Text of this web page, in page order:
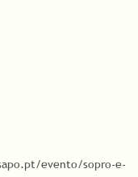
evento/sopro-e-